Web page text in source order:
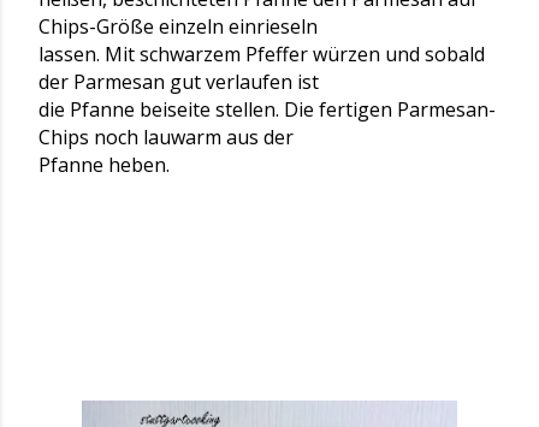
Chips-Größe einzeln einrieseln
lassen. Mit schwarzem Pfeffer würzen und sobald
der Parmesan gut verlaufen ist
die Pfanne beiseite stellen. Die fertigen Parmesan-
Chips noch lauwarm aus der
Pfanne heben.